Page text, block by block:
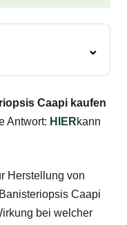
Caapi kaufen
Antwort: HIERkann
Herstellung von
Caapi
bei welcher